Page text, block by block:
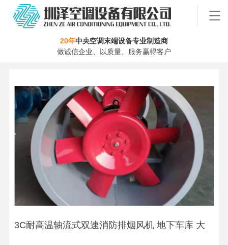
20年中央空调末端设备专业制造商
做诚信企业、以质量、服务赢得客户
3C耐高温轴流式双速消防排烟风机 地下车库 大